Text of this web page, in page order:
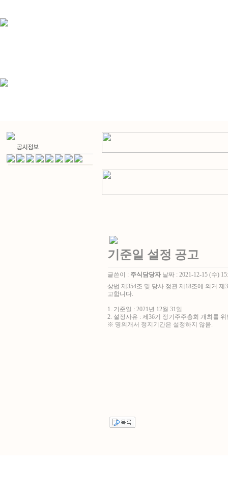
기준일 설정 공고
글쓴이 : 주식담당자 날짜 :2021-12-15 (수)
상법 제354조 및 당사 정관 제 18조에 의거 제
고합니다.
1. 기준일 : 2021년 12월31일
2. 설정사유 : 제36기 정기주주총회 개최를
※ 명의개서 정지기간은 설정하지 않음.